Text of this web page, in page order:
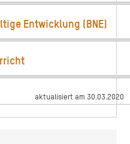
Entwicklung (BNE)
aktualisiert am 30.03.2020